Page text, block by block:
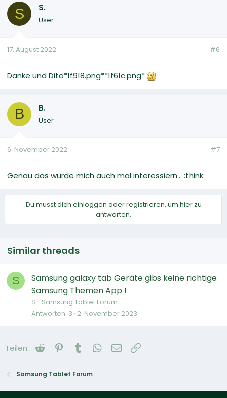
S S.
User
17. August 2022 #6
Danke und Dito*1f918.png**1f61c.png*
B B.
User
6. November 2022 #7
Genau das würde mich auch mal interessiern... :think:
Du musst dich einloggen oder registrieren, um hier zu
antworten.
Similar threads
S
Samsung galaxy tab Geräte gibs keine richtige
Samsung Themen App !
S. Samsung Tablet Forum
Antworten 3 2. November 2023
Teilen: Reddit Pinterest
Tumblr WhatsApp
E-Mail
Samsung Tablet Forum